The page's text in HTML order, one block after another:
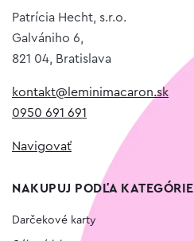
Patrícia Hecht, s.r.o.
Galvániho 6,
821 04, Bratislava
kontakt@leminimacaron.sk
0950 691 691
Navigovať
NAKUPUJ PODĽA KATEGÓRIE
Darčekové karty